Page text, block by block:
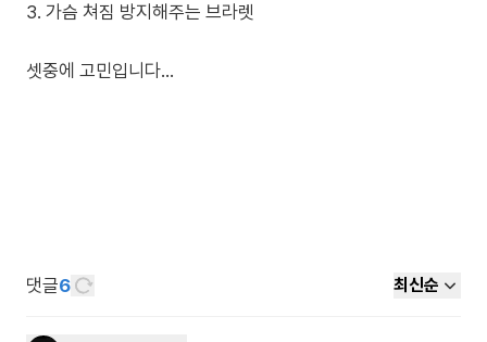
3. 가슴 쳐짐 방지해주는 브라렛
셋중에 고민입니다...
댓글6 최신순